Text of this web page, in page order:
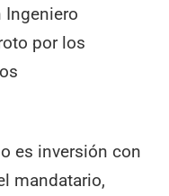
Ingeniero
por los
es inversión con
mandatario,